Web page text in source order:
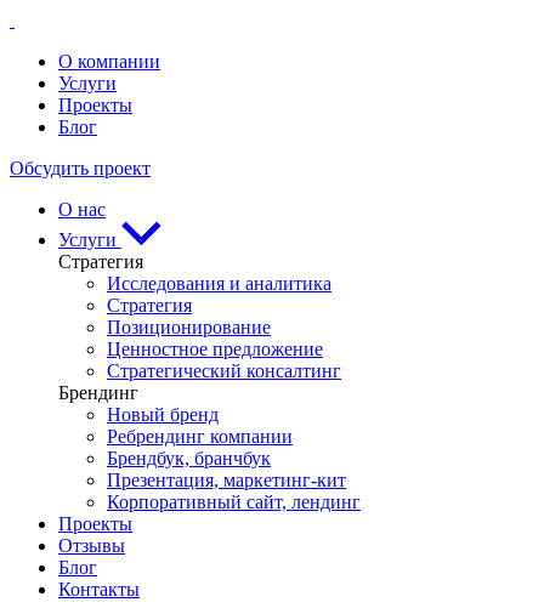
О компании
Услуги
Проекты
Блог
Обсудить проект
О нас
Услуги
Стратегия
Исследования и аналитика
Стратегия
Позиционирование
Ценностное предложение
Стратегический консалтинг
Брендинг
Новый бренд
Ребрендинг компании
Брендбук, бранчбук
Презентация, маркетинг-кит
Корпоративный сайт, лендинг
Проекты
Отзывы
Блог
Контакты